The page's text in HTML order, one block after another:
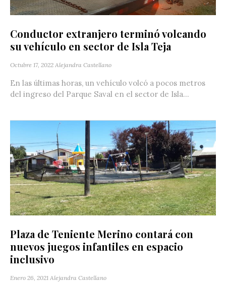
Conductor extranjero terminó volcando
su vehículo en sector de Isla Teja
Octubre 17, 2022 Alejandra Castellano
En las últimas horas, un vehículo volcó a pocos metros
del ingreso del Parque Saval en el sector de Isla...
Plaza de Teniente Merino contará con
nuevos juegos infantiles en espacio
inclusivo
Enero 26, 2021 Alejandra Castellano